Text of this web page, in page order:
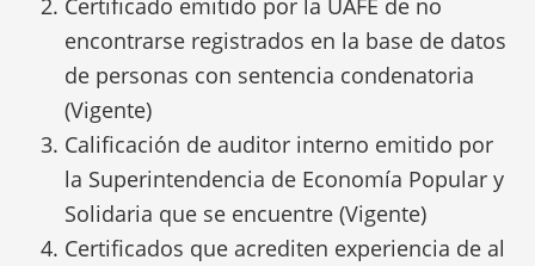
Certificado emitido por la UAFE de no
encontrarse registrados en la base de datos
de personas con sentencia condenatoria
(Vigente)
Calificación de auditor interno emitido por
la Superintendencia de Economía Popular y
Solidaria que se encuentre (Vigente)
Certificados que acrediten experiencia de al